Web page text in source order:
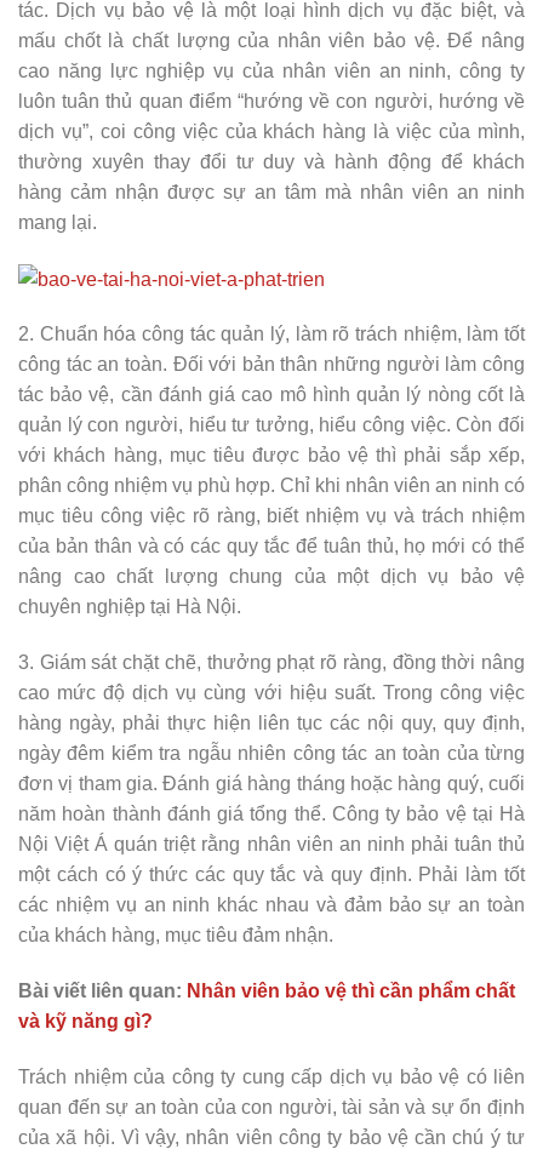
tác. Dịch vụ bảo vệ là một loại hình dịch vụ đặc biệt, và
mấu chốt là chất lượng của nhân viên bảo vệ. Để nâng
cao năng lực nghiệp vụ của nhân viên an ninh, công ty
luôn tuân thủ quan điểm “hướng về con người, hướng về
dịch vụ”, coi công việc của khách hàng là việc của mình,
thường xuyên thay đổi tư duy và hành động để khách
hàng cảm nhận được sự an tâm mà nhân viên an ninh
mang lại.
2. Chuẩn hóa công tác quản lý, làm rõ trách nhiệm, làm tốt
công tác an toàn. Đối với bản thân những người làm công
tác bảo vệ, cần đánh giá cao mô hình quản lý nòng cốt là
quản lý con người, hiểu tư tưởng, hiểu công việc. Còn đối
với khách hàng, mục tiêu được bảo vệ thì phải sắp xếp,
phân công nhiệm vụ phù hợp. Chỉ khi nhân viên an ninh có
mục tiêu công việc rõ ràng, biết nhiệm vụ và trách nhiệm
của bản thân và có các quy tắc để tuân thủ, họ mới có thể
nâng cao chất lượng chung của một dịch vụ bảo vệ
chuyên nghiệp tại Hà Nội.
3. Giám sát chặt chẽ, thưởng phạt rõ ràng, đồng thời nâng
cao mức độ dịch vụ cùng với hiệu suất. Trong công việc
hàng ngày, phải thực hiện liên tục các nội quy, quy định,
ngày đêm kiểm tra ngẫu nhiên công tác an toàn của từng
đơn vị tham gia. Đánh giá hàng tháng hoặc hàng quý, cuối
năm hoàn thành đánh giá tổng thể. Công ty bảo vệ tại Hà
Nội Việt Á quán triệt rằng nhân viên an ninh phải tuân thủ
một cách có ý thức các quy tắc và quy định. Phải làm tốt
các nhiệm vụ an ninh khác nhau và đảm bảo sự an toàn
của khách hàng, mục tiêu đảm nhận.
Bài viết liên quan: Nhân viên bảo vệ thì cần phẩm chất
và kỹ năng gì?
Trách nhiệm của công ty cung cấp dịch vụ bảo vệ có liên
quan đến sự an toàn của con người, tài sản và sự ổn định
của xã hội. Vì vậy, nhân viên công ty bảo vệ cần chú ý tư